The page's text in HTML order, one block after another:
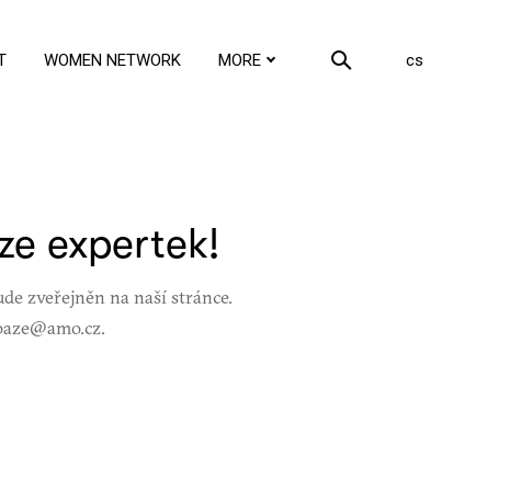
WOMEN NETWORK MORE cs
expertek!
zveřejněn na naší stránce.